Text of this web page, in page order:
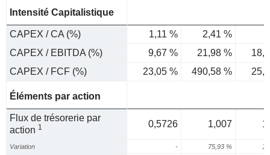
Intensité Capitalistique
CAPEX / CA (%) 1,11 %
2,41 %
CAPEX / EBITDA (%)
9,67 % 21,98 %
CAPEX / FCF (%)
23,05 % 490,58 %
Éléments par action
Flux de trésorerie par
action 1 0,5726 1,007
Variation - 75,93 %